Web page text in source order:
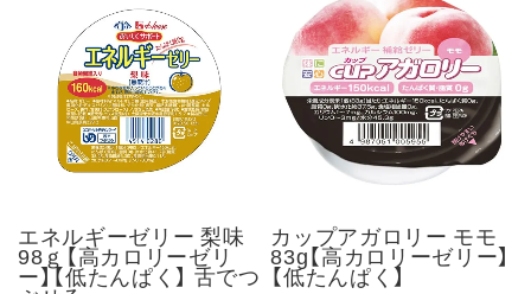
エネルギーゼリー 梨味
98ｇ【高カロリーゼリ
ー】【低たんぱく】 舌でつ
カップアガロリー モモ
83g【高カロリーゼリー】
【低たんぱく】